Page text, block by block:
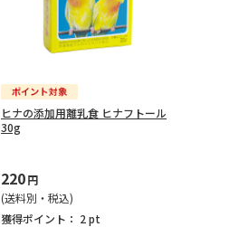
ヒナの添加用離乳食 ヒナフトール
30g
220円
(送料別・税込)
獲得ポイント： 2 pt